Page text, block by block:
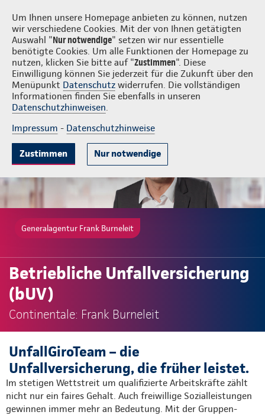
Um Ihnen unsere Homepage anbieten zu können, nutzen
wir verschiedene Cookies. Mit der von Ihnen getätigten
Auswahl "Nur notwendige" setzen wir nur essentielle
benötigte Cookies. Um alle Funktionen der Homepage zu
nutzen, klicken Sie bitte auf "Zustimmen". Diese
Einwilligung können Sie jederzeit für die Zukunft über den
Menüpunkt Datenschutz widerrufen. Die vollständigen
Informationen finden Sie ebenfalls in unseren
Datenschutzhinweisen.
Impressum - Datenschutzhinweise
Zustimmen Nur notwendige
Frank Burneleit Login
Gute Gründe Tarife & Leistungen Wissenswertes Beratung &
Generalagentur Frank Burneleit
Betriebliche Unfallversicherung
(bUV)
Continentale: Frank Burneleit
UnfallGiroTeam – die
Unfallversicherung, die früher leistet.
Im stetigen Wettstreit um qualifizierte Arbeitskräfte zählt
nicht nur ein faires Gehalt. Auch freiwillige Sozialleistungen
gewinnen immer mehr an Bedeutung. Mit der Gruppen-